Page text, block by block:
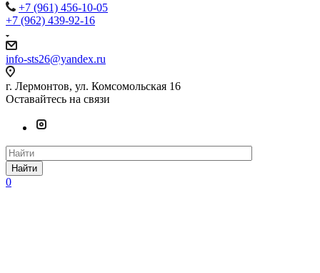
+7 (961) 456-10-05
+7 (962) 439-92-16
info-sts26@yandex.ru
г. Лермонтов, ул. Комсомольская 16
Оставайтесь на связи
Найти
0